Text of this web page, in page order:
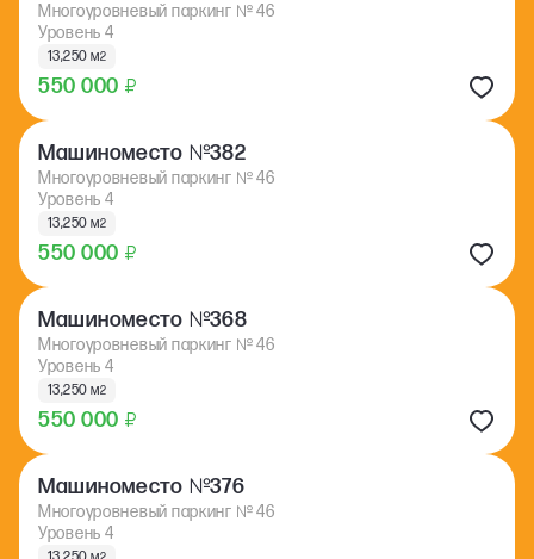
Многоуровневый паркинг №46
Уровень 4
550 000 ₽
13,250 м2
Машиноместо №382
Многоуровневый паркинг №46
Уровень 4
550 000 ₽
13,250 м2
Машиноместо №368
Многоуровневый паркинг №46
Уровень 4
550 000 ₽
13,250 м2
Машиноместо №376
Многоуровневый паркинг №46
Уровень 4